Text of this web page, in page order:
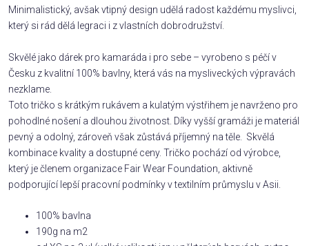
Minimalistický, avšak vtipný design udělá radost každému myslivci,
který si rád dělá legraci i z vlastních dobrodružství.
Skvělé jako dárek pro kamaráda i pro sebe – vyrobeno s péčí v
Česku z kvalitní 100% bavlny, která vás na mysliveckých výpravách
nezklame.
Toto tričko s krátkým rukávem a kulatým výstřihem je navrženo pro
pohodlné nošení a dlouhou životnost. Díky vyšší gramáži je materiál
pevný a odolný, zároveň však zůstává příjemný na těle. Skvělá
kombinace kvality a dostupné ceny. Tričko pochází od výrobce,
který je členem organizace Fair Wear Foundation, aktivně
podporující lepší pracovní podmínky v textilním průmyslu v Asii.
100% bavlna
190g na m2